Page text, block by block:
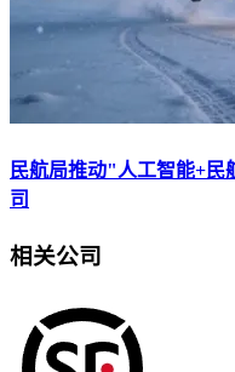
民航局推动"人工智能+
司
相关公司